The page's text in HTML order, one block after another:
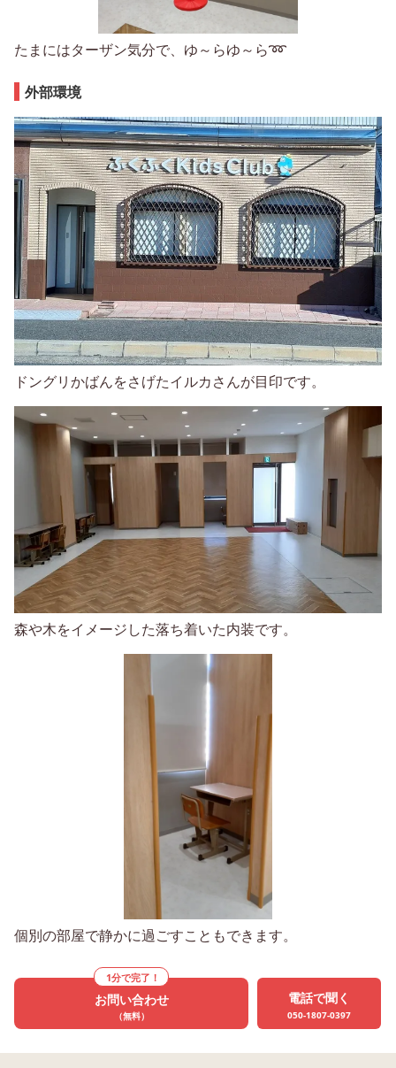
たまにはターザン気分で、ゆ～らゆ～ら➿
外部環境
ドングリかばんをさげたイルカさんが目印です。
森や木をイメージした落ち着いた内装です。
個別の部屋で静かに過ごすこともできます。
1分で完了！
お問い合わせ
（無料）
電話で聞く
050-1807-0397